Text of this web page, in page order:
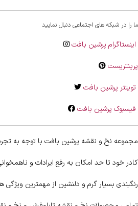
ما را در شبکه های اجتماعی دنبال نمایید
اینستاگرام پرشین بافت
پرینتریست
تویتتر پرشین بافت
فیسبوک پرشین بافت
مجموعه نخ و نقشه پرشین بافت با توجه به
کادر خود تا حد امکان به رفع ایرادات و
رنگبندی بسیار گرم و دلنشین از مهمترین